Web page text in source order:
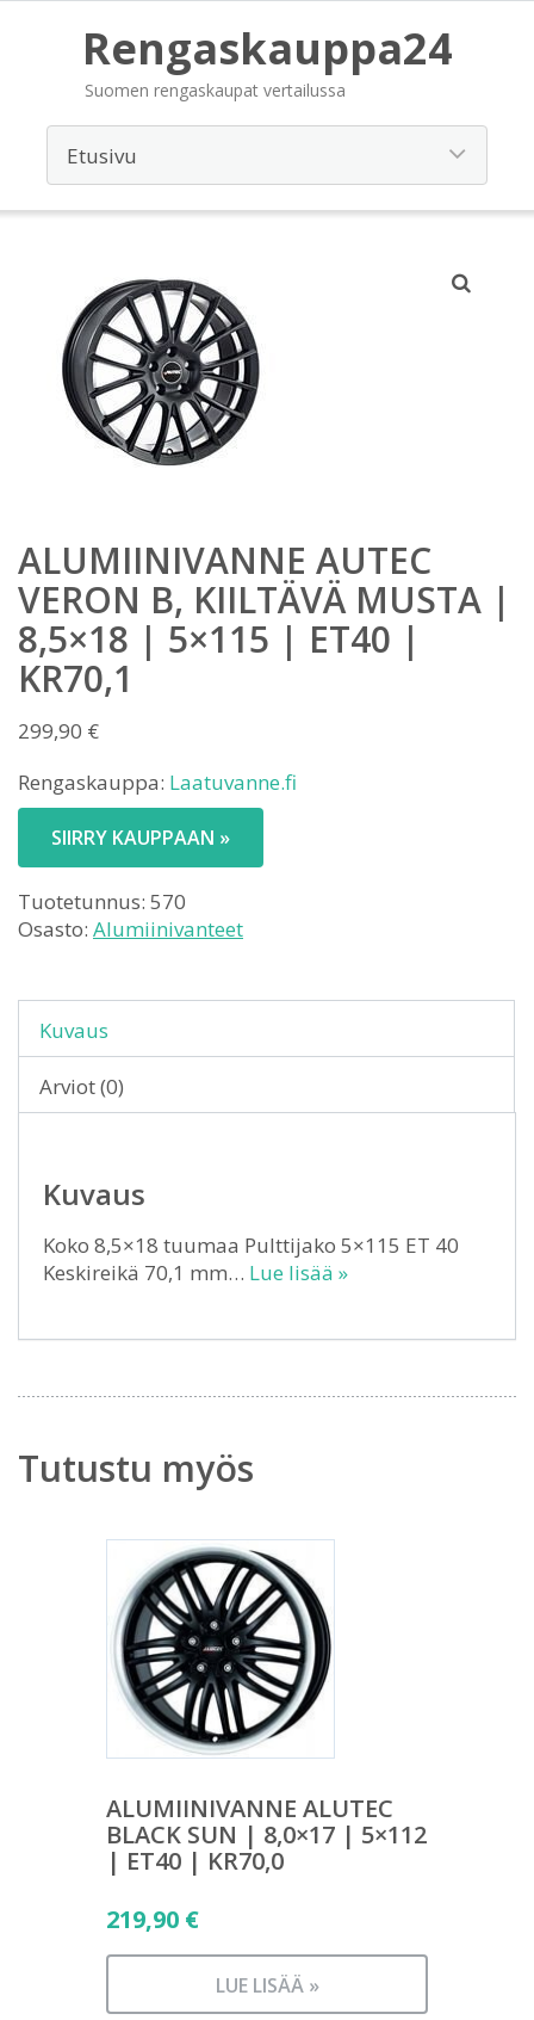
Rengaskauppa24
Suomen rengaskaupat vertailussa
ALUMIINIVANNE AUTEC
VERON B, KIILTÄVÄ MUSTA |
8,5×18 | 5×115 | ET40 |
KR70,1
299,90 €
Rengaskauppa: Laatuvanne.fi
SIIRRY KAUPPAAN »
Tuotetunnus: 570
Osasto: Alumiinivanteet
Kuvaus
Arviot (0)
Kuvaus
Koko 8,5×18 tuumaa Pulttijako 5×115 ET 40
Keskireikä 70,1 mm… Lue lisää »
Tutustu myös
ALUMIINIVANNE ALUTEC
BLACK SUN | 8,0×17 | 5×112
| ET40 | KR70,0
219,90 €
LUE LISÄÄ »